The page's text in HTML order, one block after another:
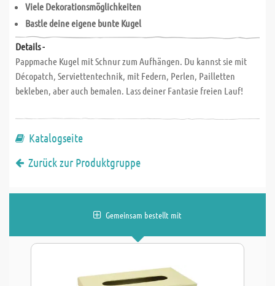
Viele Dekorationsmöglichkeiten
Bastle deine eigene bunte Kugel
Details -
Pappmache Kugel mit Schnur zum Aufhängen. Du kannst sie mit
Décopatch, Serviettentechnik, mit Federn, Perlen, Pailletten
bekleben, aber auch bemalen. Lass deiner Fantasie freien Lauf!
Katalogseite
Zurück zur Produktgruppe
Gemeinsam bestellt mit